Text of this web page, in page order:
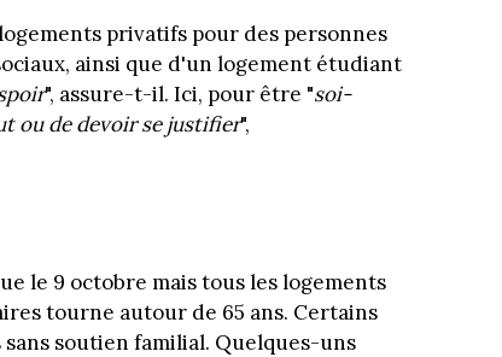
privatifs pour des personnes
ainsi que d'un logement étudiant
", assure-t-il. Ici, pour être "soi-
ou de devoir se justifier",
le 9 octobre mais tous les logements
tourne autour de 65 ans. Certains
soutien familial. Quelques-uns